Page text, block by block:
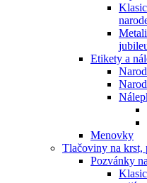
Etikety a
Menovky
Tlačoviny na krst,
Pozvánky